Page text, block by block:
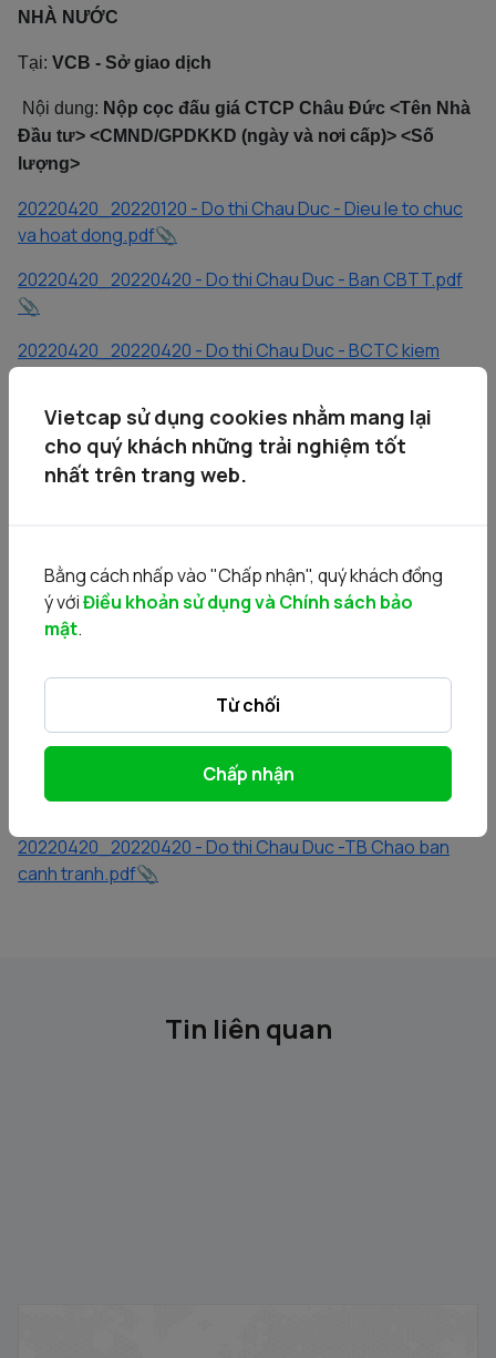
NHÀ NƯỚC
Tại: VCB - Sở giao dịch
Nội dung: Nộp cọc đấu giá CTCP Châu Đức <Tên Nhà
Đầu tư> <CMND/GPDKKD (ngày và nơi cấp)> <Số
lượng>
20220420_20220120 - Do thi Chau Duc - Dieu le to chuc
va hoat dong.pdf
20220420_20220420 - Do thi Chau Duc - Ban CBTT.pdf
20220420_20220420 - Do thi Chau Duc - BCTC kiem
20220420_20220420 - Do thi Chau Duc - BCTC KT
2021.pdf
20220420_20220420 - Do thi Chau Duc - GCN SHCP.pdf
20220420_20220420 - Do thi Chau Duc - Giay CNDK
KD.pdf
20220420_20220420 - Do thi Chau Duc - Mau don.docx
20220420_20220420 - Do thi Chau Duc - QC chao ban
canh tranh.pdf
20220420_20220420 - Do thi Chau Duc - QD 78 ve PA
chuyen nhuong.pdf
20220420_20220420 - Do thi Chau Duc -TB Chao ban
canh tranh.pdf
Tin liên quan
Vietcap sử dụng cookies nhằm mang lại
cho quý khách những trải nghiệm tốt
nhất trên trang web.
Bằng cách nhấp vào "Chấp nhận", quý khách đồng
ý vớiĐiều khoản sử dụng và Chính sách bảo
mật.
Từ chối
Chấp nhận